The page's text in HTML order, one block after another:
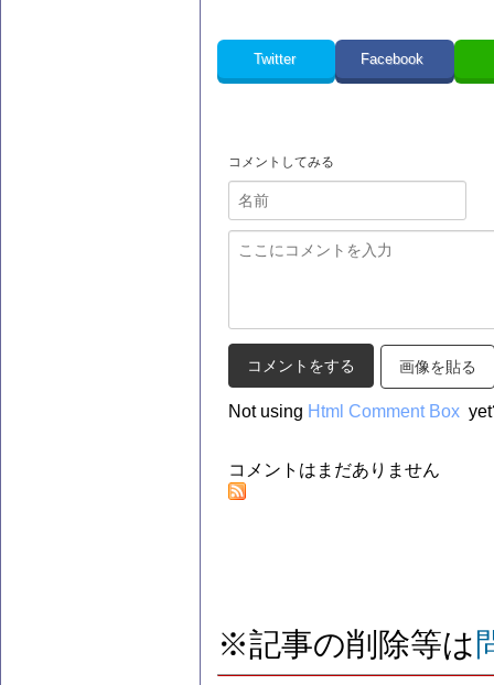
Twitter Facebook
コメントしてみる
画像を貼る
Not using Html Comment Box
コメントはまだありません
※記事の削除等は